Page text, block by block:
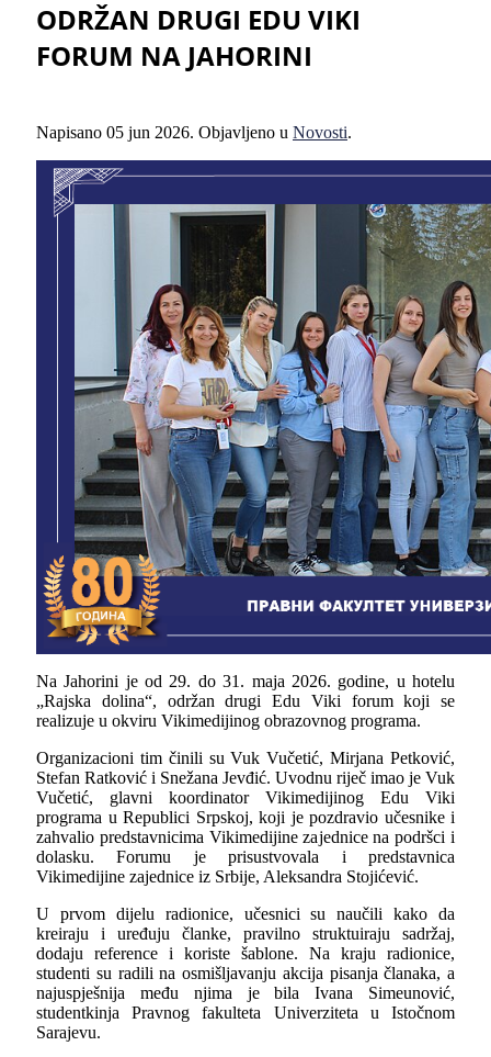
ODRŽAN DRUGI EDU VIKI
FORUM NA JAHORINI
Napisano 05 jun 2026. Objavljeno u Novosti.
Na Jahorini je od 29. do 31. maja 2026. godine, u hotelu
„Rajska dolina“, održan drugi Edu Viki forum koji se
realizuje u okviru Vikimedijinog obrazovnog programa.
Organizacioni tim činili su Vuk Vučetić, Mirjana Petković,
Stefan Ratković i Snežana Jevđić. Uvodnu riječ imao je Vuk
Vučetić, glavni koordinator Vikimedijinog Edu Viki
programa u Republici Srpskoj, koji je pozdravio učesnike i
zahvalio predstavnicima Vikimedijine zajednice na podršci i
dolasku. Forumu je prisustvovala i predstavnica
Vikimedijine zajednice iz Srbije, Aleksandra Stojićević.
U prvom dijelu radionice, učesnici su naučili kako da
kreiraju i uređuju članke, pravilno struktuiraju sadržaj,
dodaju reference i koriste šablone. Na kraju radionice,
studenti su radili na osmišljavanju akcija pisanja članaka, a
najuspješnija među njima je bila Ivana Simeunović,
studentkinja Pravnog fakulteta Univerziteta u Istočnom
Sarajevu.